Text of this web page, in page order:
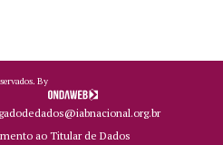
By
ao Titular de Dados